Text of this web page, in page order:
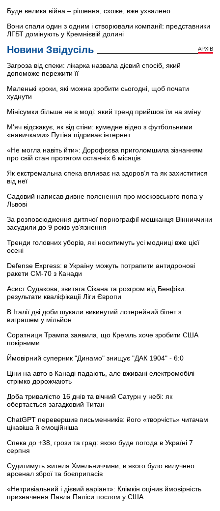
Буде велика війна – рішення, схоже, вже ухвалено
Вони спали один з одним і створювали компанії: представники
ЛГБТ домінують у Кремнієвій долині
Новини Звідусіль АРХІВ
Загроза від спеки: лікарка назвала дієвий спосіб, який
допоможе пережити її
Маленькі кроки, які можна зробити сьогодні, щоб почати
худнути
Мінісумки більше не в моді: який тренд прийшов їм на зміну
М'яч відскакує, як від стіни: кумедне відео з футбольними
«навичками» Путіна підриває інтернет
«Не могла навіть йти»: Дорофєєва приголомшила зізнанням
про свій стан протягом останніх 6 місяців
Як екстремальна спека впливає на здоров’я та як захиститися
від неї
Садовий написав дивне пояснення про московського попа у
Львові
За розповсюдження дитячої порнографії мешканця Вінниччини
засудили до 9 років ув’язнення
Тренди головних уборів, які носитимуть усі модниці вже цієї
осені
Defense Express: в Україну можуть потрапити антидронові
ракети CM-70 з Канади
Асист Судакова, звитяга Сікана та розгром від Бенфіки:
результати кваліфікації Ліги Європи
В Італії дві доби шукали викинутий лотерейний білет з
виграшем у мільйон
Соратниця Трампа заявила, що Кремль хоче зробити США
покірними
Ймовірний суперник "Динамо" знищує "ДАК 1904" - 6:0
Ціни на авто в Канаді падають, але вживані електромобілі
стрімко дорожчають
Доба тривалістю 16 днів та вічний Сатурн у небі: як
обертається загадковий Титан
ChatGPT перевершив письменників: його «творчість» читачам
цікавіша й емоційніша
Спека до +38, грози та град: якою буде погода в Україні 7
серпня
Судитимуть жителя Хмельниччини, в якого було вилучено
арсенал зброї та боєприпасів
«Нетривіальний і дієвий варіант»: Клімкін оцінив ймовірність
призначення Павла Паліси послом у США